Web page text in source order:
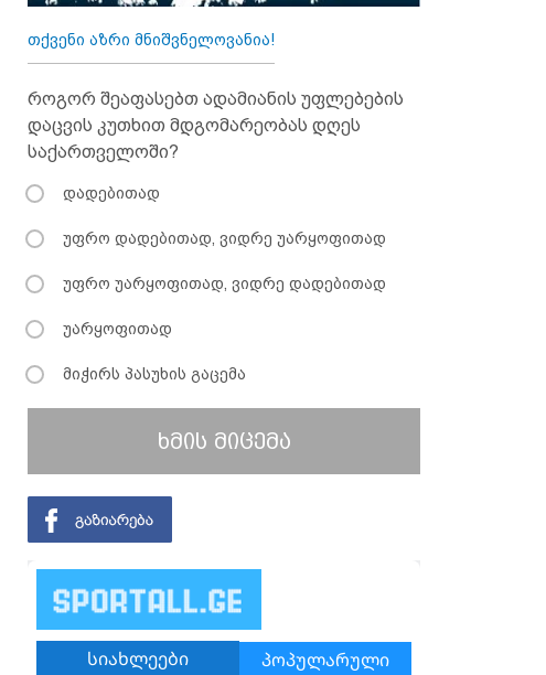
თქვენი აზრი მნიშვნელოვანია!
როგორ შეაფასებთ ადამიანის უფლებების
დაცვის კუთხით მდგომარეობას დღეს
საქართველოში?
დადებითად
უფრო დადებითად, ვიდრე უარყოფითად
უფრო უარყოფითად, ვიდრე დადებითად
უარყოფითად
მიჭირს პასუხის გაცემა
ხმის მიცემა